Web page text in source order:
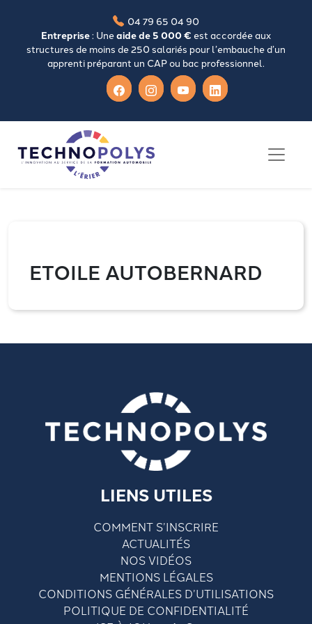
04 79 65 04 90
Entreprise: Uneaide de 5 000 € est accordée aux
structures de moins de 250 salariés pour l’embauche d’un
apprenti préparant un CAP ou bac professionnel.
ETOILE AUTOBERNARD
LIENS UTILES
COMMENT S’INSCRIRE
ACTUALITÉS
NOS VIDÉOS
MENTIONS LÉGALES
CONDITIONS GÉNÉRALES D’UTILISATIONS
POLITIQUE DE CONFIDENTIALITÉ